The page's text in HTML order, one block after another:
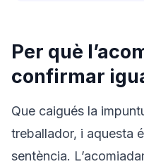
Per què
confirmar
Que caigués la
treballador, i aquesta
sentència.